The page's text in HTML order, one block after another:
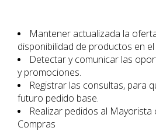
Mantener actualizada la
disponibilidad de productos en
Detectar y comunicar las
y promociones.
Registrar las consultas, para
futuro pedido base.
Realizar pedidos al Mayorista
Compras